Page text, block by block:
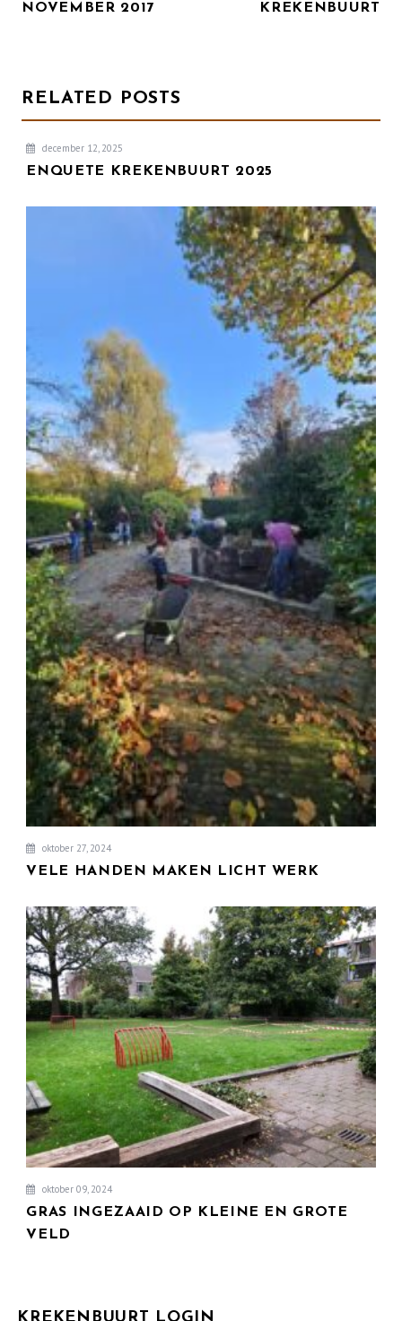
NOVEMBER 2017
KREKENBUURT
RELATED POSTS
december 12, 2025
ENQUETE KREKENBUURT 2025
oktober 27, 2024
VELE HANDEN MAKEN LICHT WERK
oktober 09, 2024
GRAS INGEZAAID OP KLEINE EN GROTE
VELD